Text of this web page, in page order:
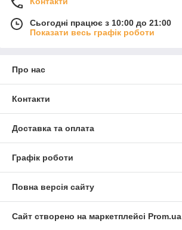
Сьогодні працює з 10:00 до 21:00
Показати весь графік роботи
Про нас
Контакти
Доставка та оплата
Графік роботи
Повна версія сайту
Сайт створено на маркетплейсі Prom.ua